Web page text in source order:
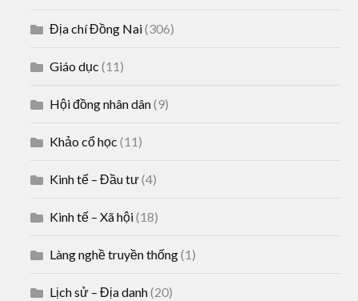
Địa chí Đồng Nai(306)
Giáo dục (11)
Hội đồng nhân dân(9)
Khảo cổ học (11)
Kinh tế – Đầu tư(4)
Kinh tế – Xã hội(18)
Làng nghề truyền thống(1)
Lịch sử – Địa danh(20)